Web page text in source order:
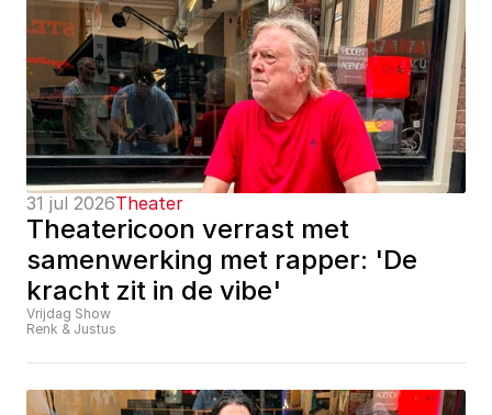
31 jul 2026Theater
Theatericoon verrast met
samenwerking met rapper: 'De
kracht zit in de vibe'
Vrijdag Show
Renk & Justus